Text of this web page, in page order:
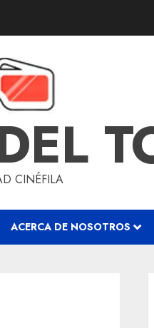
CINÉFILA
ACERCA DE NOSOTROS